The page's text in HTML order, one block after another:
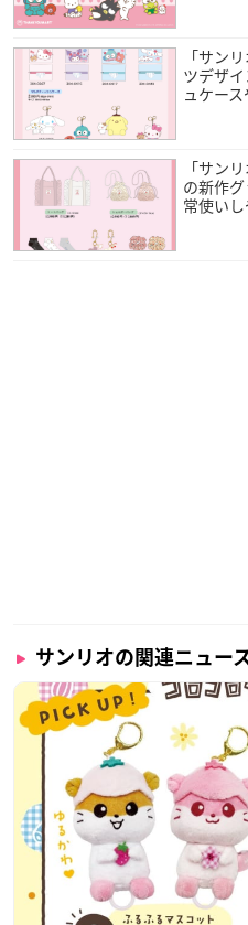
「サン
ツデザ
ュケー
「サン
の新作
常使い
サンリオの関連ニュー